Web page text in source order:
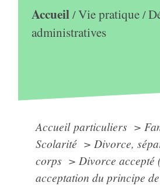
Accueil/Vie pratique/
administratives
Accueil particuliers >
Scolarité > Divorce,
corps > Divorce accepté
acceptation du principe